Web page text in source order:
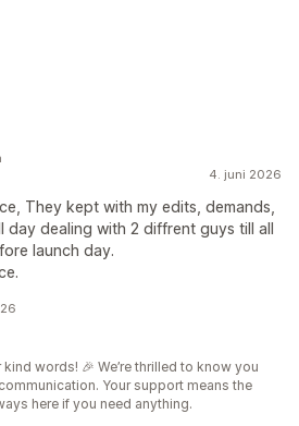
4. juni 2026
They kept with my edits, demands,
day dealing with 2 diffrent guys till all
launch day.
words! 🎉 We’re thrilled to know you
Your support means the
here if you need anything.